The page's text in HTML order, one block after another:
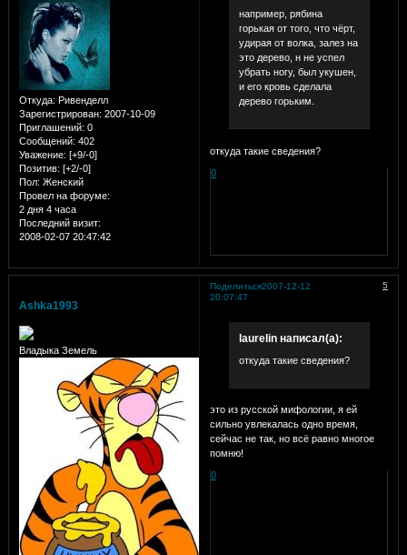
Откуда: Ривенделл
Зарегистрирован: 2007-10-09
Приглашений: 0
Сообщений: 402
Уважение: [+9/-0]
Позитив: [+2/-0]
Пол: Женский
Провел на форуме:
2 дня 4 часа
Последний визит:
2008-02-07 20:47:42
например, рябина
горькая от того, что чёрт,
удирая от волка, залез на
это дерево, н не успел
убрать ногу, был укушен,
и его кровь сделала
дерево горьким.
откуда такие сведения?
0
Поделиться 5
2007-12-12
20:07:47
Ashka1993
Владыка Земель
laurelin написал(а):
откуда такие сведения?
это из русской мифологии, я ей
сильно увлекалась одно время,
сейчас не так, но всё равно многое
помню!
0